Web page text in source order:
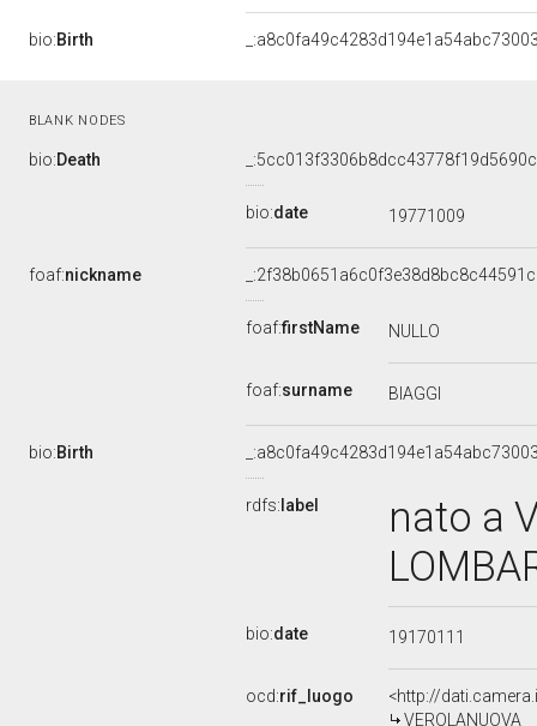
bio:Birth
BLANK NODES
bio:Death
bio:date 19771009
foaf:nickname
foaf:firstName NULLO
foaf:surname BIAGGI
bio:Birth
rdfs: label
nato a
bio:date 19170111
ocd:rif_luogo
<http://
VEROLANUOVA